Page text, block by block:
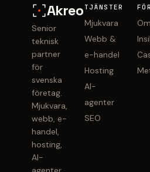
Akreo
Senior
teknisk
partner
för
svenska
företag.
Mjukvara,
webb, e-
handel,
hosting,
AI-
TJÄNSTER
Mjukvara
Webb &
e-handel
Hosting
AI-
agenter
SEO